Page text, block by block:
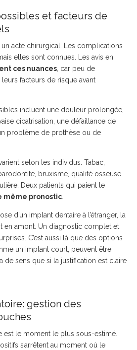
et facteurs de
acte chirurgical. Les complications
elles sont connues. Les avis en
ces nuances , car peu de
facteurs de risque avant
incluent une douleur prolongée,
cicatrisation, une défaillance de
problème de prothèse ou de
selon les individus. Tabac,
bruxisme, qualité osseuse
Deux patients qui paient le
même pronostic
d’un implant dentaire à l’étranger, la
en amont. Un diagnostic complet et
C’est aussi là que des options
un implant court, peuvent être
de sens que si la justification est claire
gestion des
est le moment le plus sous-estimé.
s’arrêtent au moment où le